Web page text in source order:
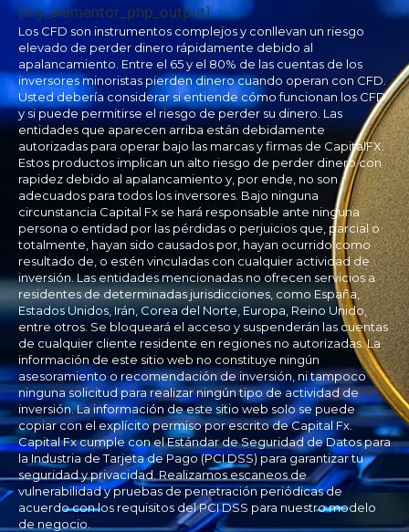
[my_elementor_php_output]
Los CFD son instrumentos complejos y conllevan un riesgo
elevado de perder dinero rápidamente debido al
apalancamiento. Entre el 65 y el 80% de las cuentas de los
inversores minoristas pierden dinero cuando operan con CFD.
Usted debería considerar si entiende cómo funcionan los CFD
y si puede permitirse el riesgo de perder su dinero. Las
entidades que aparecen arriba están debidamente
autorizadas para operar bajo las marcas y firmas de CapitalFX.
Estos productos implican un alto riesgo de perder dinero con
rapidez debido al apalancamiento y, por ende, no son
adecuados para todos los inversores. Bajo ninguna
circunstancia Capital Fx se hará responsable ante ninguna
persona o entidad por las pérdidas o perjuicios que, parcial o
totalmente, hayan sido causados por, hayan ocurrido como
resultado de, o estén vinculadas con cualquier actividad de
inversión. Las entidades mencionadas no ofrecen servicios a
residentes de determinadas jurisdicciones, como España,
Estados Unidos, Irán, Corea del Norte, Europa, Reino Unido,
entre otros. Se bloqueará el acceso y suspenderán las cuentas
de cualquier cliente residente en regiones no autorizadas. La
información de este sitio web no constituye ningún
asesoramiento o recomendación de inversión, ni tampoco
ninguna solicitud para realizar ningún tipo de actividad de
inversión. La información de este sitio web solo se puede
copiar con el explícito permiso por escrito de Capital Fx.
Capital Fx cumple con el Estándar de Seguridad de Datos para
la Industria de Tarjeta de Pago (PCI DSS) para garantizar tu
seguridad y privacidad. Realizamos escaneos de
vulnerabilidad y pruebas de penetración periódicas de
acuerdo con los requisitos del PCI DSS para nuestro modelo
de negocio.